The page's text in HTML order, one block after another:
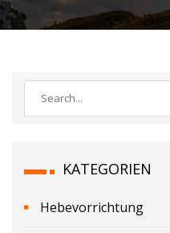
KATEGORIEN
Hebevorrichtung